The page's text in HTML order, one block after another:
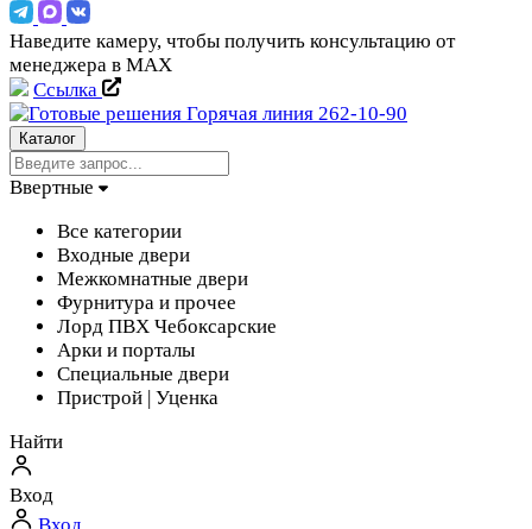
Наведите камеру, чтобы получить консультацию от
менеджера в MAX
Ссылка
Горячая линия 262-10-90
Каталог
Ввертные
Все категории
Входные двери
Межкомнатные двери
Фурнитура и прочее
Лорд ПВХ Чебоксарские
Арки и порталы
Специальные двери
Пристрой | Уценка
Найти
Вход